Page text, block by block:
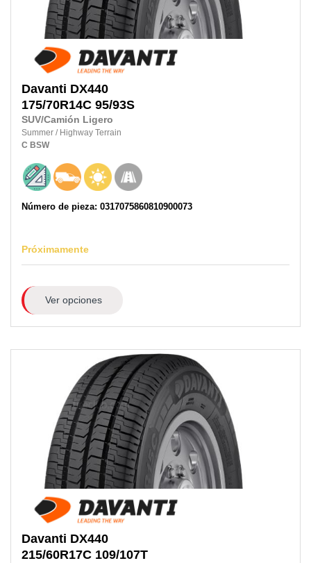
Davanti DX440
175/70R14C 95/93S
SUV/Camión Ligero
Summer / Highway Terrain
C BSW
Número de pieza: 0317075860810900073
Próximamente
Ver opciones
Davanti DX440
215/60R17C 109/107T